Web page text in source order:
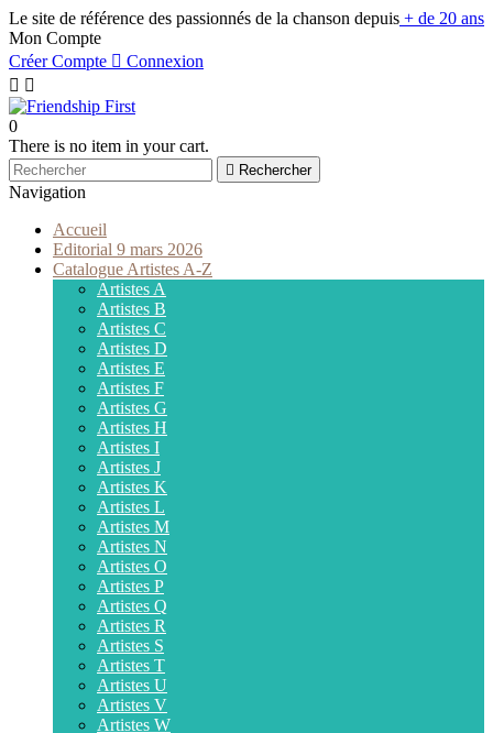
Le site de référence des passionnés de la chanson depuis + de 20 ans
Mon Compte
Créer Compte  Connexion
 
0
There is no item in your cart.
 Rechercher
Navigation
Accueil
Editorial 9 mars 2026
Catalogue Artistes A-Z
Artistes A
Artistes B
Artistes C
Artistes D
Artistes E
Artistes F
Artistes G
Artistes H
Artistes I
Artistes J
Artistes K
Artistes L
Artistes M
Artistes N
Artistes O
Artistes P
Artistes Q
Artistes R
Artistes S
Artistes T
Artistes U
Artistes V
Artistes W